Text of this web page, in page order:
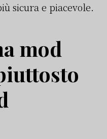
sicura e piacevole.
mod